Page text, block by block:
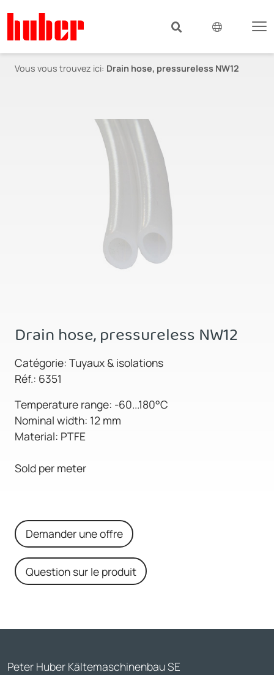
Vous vous trouvez ici: Drain hose, pressureless NW12
Drain hose, pressureless NW12
Catégorie: Tuyaux & isolations
Réf.: 6351
Temperature range: -60...180°C
Nominal width: 12 mm
Material: PTFE
Sold per meter
Demander une offre
Question sur le produit
Peter Huber Kältemaschinenbau SE